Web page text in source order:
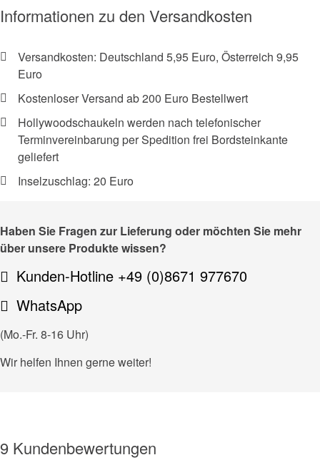
Informationen zu den Versandkosten
Versandkosten: Deutschland 5,95 Euro, Österreich 9,95
Euro
Kostenloser Versand ab 200 Euro Bestellwert
Hollywoodschaukeln werden nach telefonischer
Terminvereinbarung per Spedition frei Bordsteinkante
geliefert
Inselzuschlag: 20 Euro
Haben Sie Fragen zur Lieferung oder möchten Sie mehr
über unsere Produkte wissen?
Kunden-Hotline +49 (0)8671 977670
WhatsApp
(Mo.-Fr. 8-16 Uhr)
Wir helfen Ihnen gerne weiter!
9 Kundenbewertungen